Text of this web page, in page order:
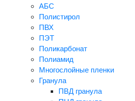
АБС
Полистирол
ПВХ
ПЭТ
Поликарбонат
Полиамид
Многослойные пленки
Гранула
ПВД гранула